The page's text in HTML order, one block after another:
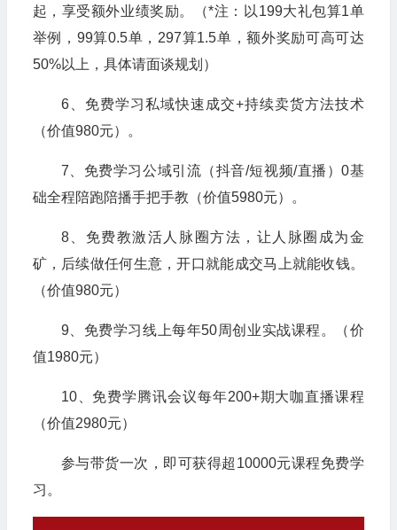
起，享受额外业绩奖励。（*注：以199大礼包算1单
举例，99算0.5单，297算1.5单，额外奖励可高可达
50%以上，具体请面谈规划）
6、免费学习私域快速成交+持续卖货方法技术
（价值980元）。
7、免费学习公域引流（抖音/短视频/直播）0基
础全程陪跑陪播手把手教（价值5980元）。
8、免费教激活人脉圈方法，让人脉圈成为金
矿，后续做任何生意，开口就能成交马上就能收钱。
（价值980元）
9、免费学习线上每年50周创业实战课程。（价
值1980元）
10、免费学腾讯会议每年200+期大咖直播课程
（价值2980元）
参与带货一次，即可获得超10000元课程免费学
习。